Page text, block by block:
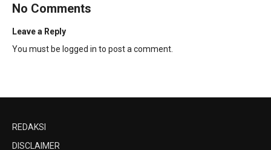
No Comments
Leave a Reply
You must be logged in to post a comment.
REDAKSI
DISCLAIMER